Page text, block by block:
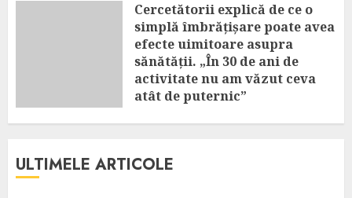
Cercetătorii explică de ce o
simplă îmbrățișare poate avea
efecte uimitoare asupra
sănătății. „În 30 de ani de
activitate nu am văzut ceva
atât de puternic”
ULTIMELE ARTICOLE